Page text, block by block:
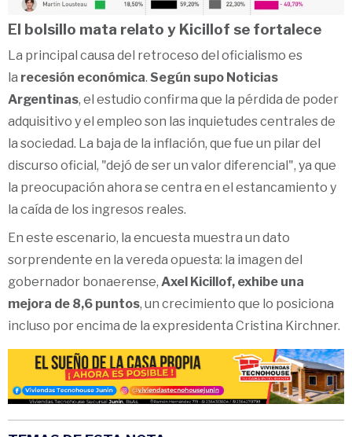
El bolsillo mata relato y Kicillof se fortalece
La principal causa del retroceso del oficialismo es
la recesión económica. Según supo Noticias
Argentinas, el estudio confirma que la pérdida de poder
adquisitivo y el empleo son las inquietudes centrales de
la sociedad. La baja de la inflación, que fue un pilar del
discurso oficial, "dejó de ser un valor diferencial", ya que
la preocupación ahora se centra en el estancamiento y
la caída de los ingresos reales.
En este escenario, la encuesta muestra un dato
sorprendente en la vereda opuesta: la imagen del
gobernador bonaerense, Axel Kicillof, exhibe una
mejora de 8,6 puntos, un crecimiento que lo posiciona
incluso por encima de la expresidenta Cristina Kirchner.